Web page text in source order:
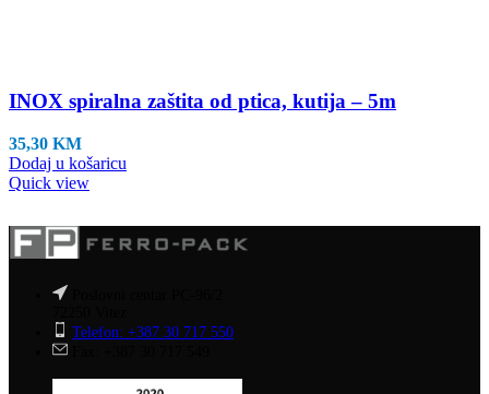
INOX spiralna zaštita od ptica, kutija – 5m
35,30 KM
Dodaj u košaricu
Quick view
Telefon: +387 30 717 550